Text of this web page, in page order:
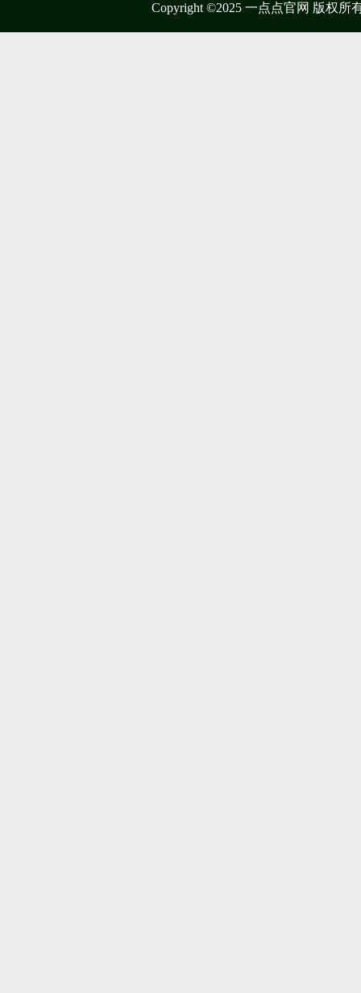
Copyright ©2025 一点点官网 版权所